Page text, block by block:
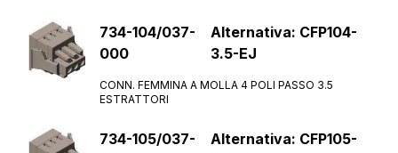
734-104/037-
000
Alternativa: CFP104-
3.5-EJ
CONN. FEMMINA A MOLLA 4 POLI PASSO 3.5
ESTRATTORI
734-105/037-
Alternativa: CFP105-